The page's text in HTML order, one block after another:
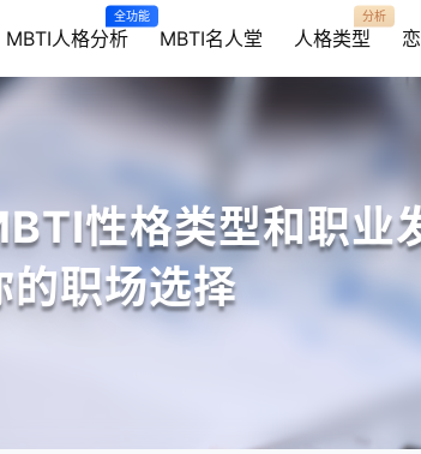
MBTI人格分析
全功能
MBTI名人堂 人格类型
分析
性格类型和职业
的职场选择